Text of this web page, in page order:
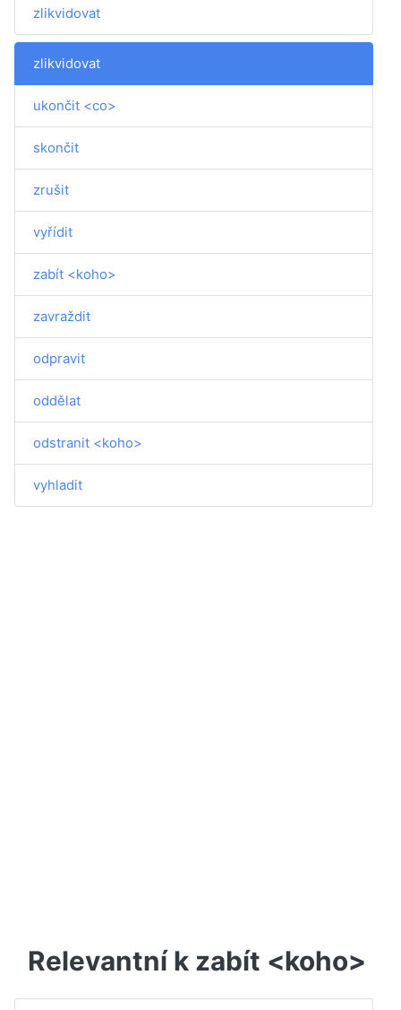
zlikvidovat
zlikvidovat
ukončit <co>
skončit
zrušit
vyřídit
zabít <koho>
zavraždit
odpravit
oddělat
odstranit <koho>
vyhladit
Relevantní k zabít <koho>